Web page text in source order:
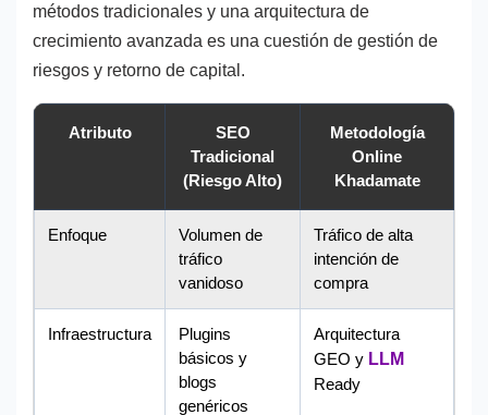
métodos tradicionales y una arquitectura de
crecimiento avanzada es una cuestión de gestión de
riesgos y retorno de capital.
Atributo
SEO
Tradicional
(Riesgo Alto)
Metodología
Online
Khadamate
Enfoque
Volumen de
tráfico
vanidoso
Tráfico de alta
intención de
compra
Infraestructura
Plugins
básicos y
blogs
genéricos
Arquitectura
GEO y LLM
Ready